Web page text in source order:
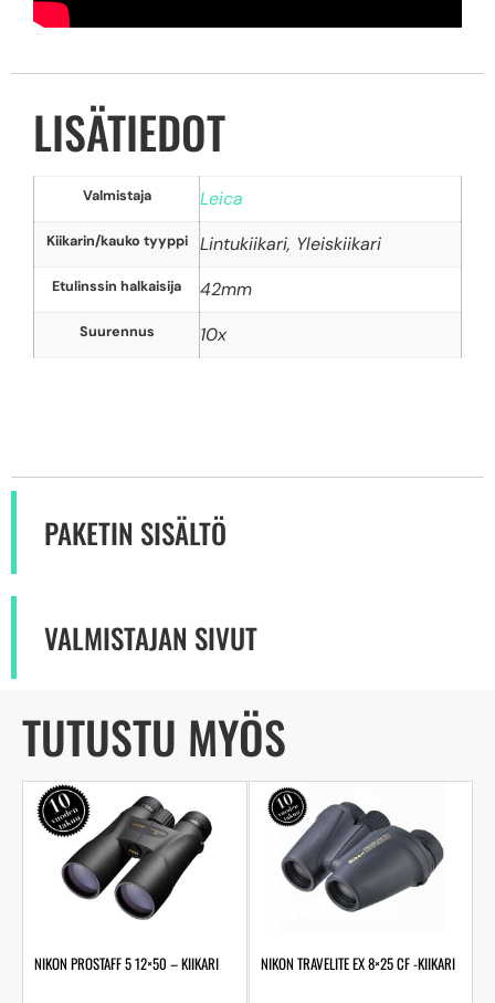
LISÄTIEDOT
Valmistaja Leica
Kiikarin/kauko tyyppi Lintukiikari, Yleiskiikari
Etulinssin halkaisija 42mm
Suurennus 10x
PAKETIN SISÄLTÖ
VALMISTAJAN SIVUT
TUTUSTU MYÖS
NIKON PROSTAFF 5 12×50 – KIIKARI NIKON TRAVELITE EX 8×25 CF -KIIKARI